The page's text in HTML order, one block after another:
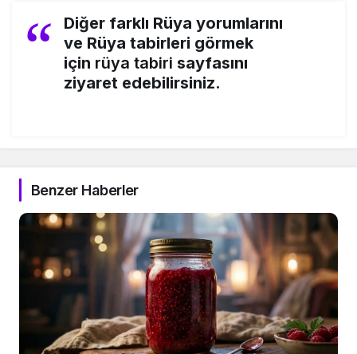
Diğer farklı Rüya yorumlarını
ve Rüya tabirleri görmek
için rüya tabiri sayfasını
ziyaret edebilirsiniz.
Benzer Haberler